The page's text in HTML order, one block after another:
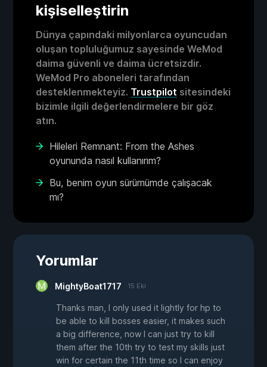
kişiselleştirin
Dünya çapındaki milyonlarca oyuncudan
oluşan topluluğumuz sayesinde WeMod
daima güvenli ve daima ücretsizdir.
WeMod Pro aboneleri tarafından
desteklenmekteyiz. Trustpilot sitesindeki
bizimle ilgili değerlendirmelere bir göz
atın.
Hileleri Remnant: From the Ashes
oyununda nasıl kullanırım?
Bu, benim oyun sürümümde çalışacak
mı?
Yorumlar
MightyBoat1717 15 Eki
Thanks man, I only used it lightly for hp to
be able to kill bosses easier, it makes such
a big difference, now I can just try to kill
them after the 10th try to test my skills just
win for certain the 11th time so I can enjoy